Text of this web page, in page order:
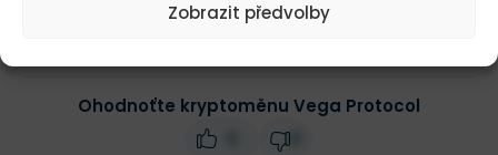
Zobrazit předvolby
Ohodnoťte kryptoměnu Vega Protocol